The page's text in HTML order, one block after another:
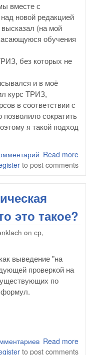
вместе с
новой редакцией
высказал (на мой
обучения
без которых не
и в моё
курс ТРИЗ,
в соответствии с
сократить
я такой подход
Read more
to post comments
это такое?
on ср,
выведение "на
проверкой на
по
формул.
Read more
to post comments